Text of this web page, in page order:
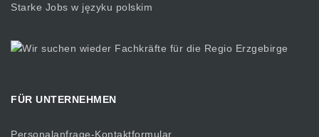
Starke Jobs w języku polskim
FÜR UNTERNEHMEN
Personalanfrage-Kontaktformular